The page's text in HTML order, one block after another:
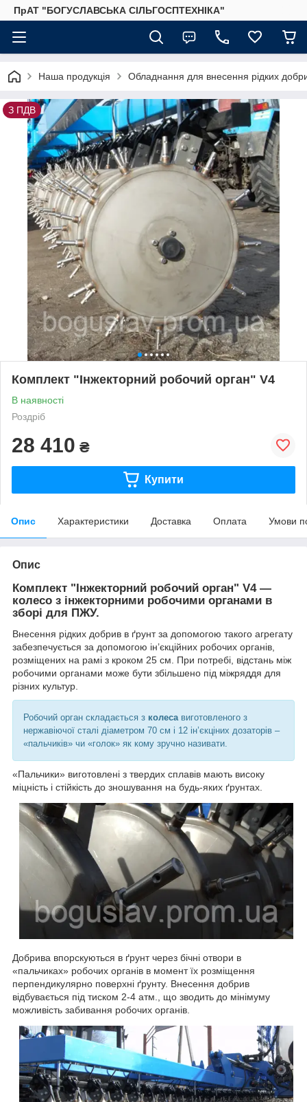
ПрАТ "БОГУСЛАВСЬКА СІЛЬГОСПТЕХНІКА"
Наша продукція Обладнання для внесення рідких
З ПДВ
Комплект "Інжекторний робочий орган" V4
В наявності
Роздріб
28 410 ₴
Купити
Опис Характеристики Доставка Оплата Умови
Опис
Комплект "Інжекторний робочий орган" V4 —
колесо з інжекторними робочими органами в
зборі для ПЖУ.
Внесення рідких добрив в ґрунт за допомогою такого агрегату
забезпечується за допомогою ін’єкційних робочих органів,
розміщених на рамі з кроком 25 см. При потребі, відстань між
робочими органами може бути збільшено під міжряддя для
різних культур.
Робочий орган складається з колеса виготовленого з
нержавіючої сталі діаметром 70 см і 12 ін’єкціних дозаторів –
«пальчиків» чи «голок» як кому зручно називати.
«Пальчики» виготовлені з твердих сплавів мають високу
міцність і стійкість до зношування на будь-яких ґрунтах.
Добрива впорскуються в ґрунт через бічні отвори в
«пальчиках» робочих органів в момент їх розміщення
перпендикулярно поверхні ґрунту. Внесення добрив
відбувається під тиском 2-4 атм., що зводить до мінімуму
можливість забивання робочих органів.